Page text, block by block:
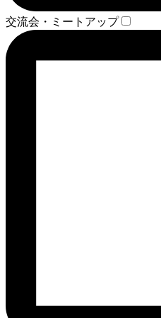
交流会・ミートアップ